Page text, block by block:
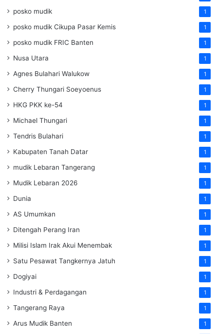
posko mudik 1
posko mudik Cikupa Pasar Kemis 1
posko mudik FRIC Banten 1
Nusa Utara 1
Agnes Bulahari Walukow 1
Cherry Thungari Soeyoenus 1
HKG PKK ke-54 1
Michael Thungari 1
Tendris Bulahari 1
Kabupaten Tanah Datar 1
mudik Lebaran Tangerang 1
Mudik Lebaran 2026 1
Dunia 1
AS Umumkan 1
Ditengah Perang Iran 1
Milisi Islam Irak Akui Menembak 1
Satu Pesawat Tangkernya Jatuh 1
Dogiyai 1
Industri & Perdagangan 1
Tangerang Raya 1
Arus Mudik Banten 1